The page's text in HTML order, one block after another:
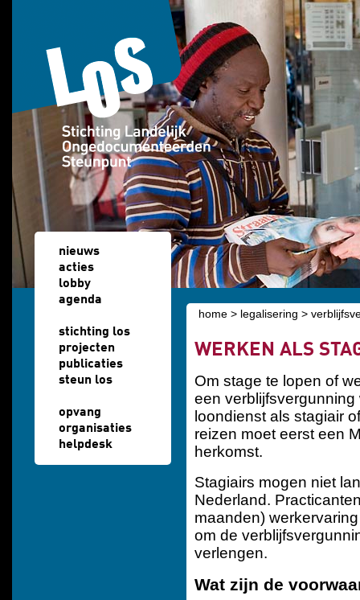
Overslaan en naar de algemene inhoud gaan
nieuws
acties
lobby
agenda
stichting los
projecten
publicaties
steun los
opvang
organisaties
helpdesk
u bent hier
home > legalisering >
WERKEN ALS
Om stage te lopen of
een
loondienst als stagiair
reizen moet eerst een
herkomst.
Stagiairs mogen niet
Nederland.
maanden)
om de
verlengen.
Wat zijn de